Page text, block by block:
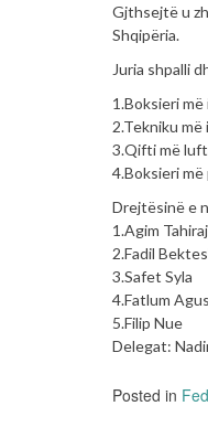
Gjthsejtë u
Shqipëria.
Juria shpalli
1.Boksieri më
2.Tekniku më
3.Qifti më
4.Boksieri
Drejtësinë e
1.Agim Tahiraj
2.Fadil
3.Safet Syla
4.Fatlum
5.Filip Nue
Delegat:
Posted in